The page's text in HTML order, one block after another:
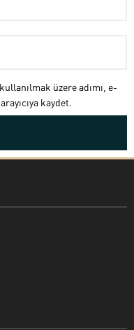
üzere adımı, e-
kaydet.